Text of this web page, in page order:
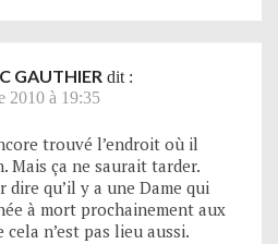
GAUTHIER dit :
2010 à 19:35
trouvé l’endroit où il
ça ne saurait tarder.
dire qu’il y a une Dame qui
à mort prochainement aux
n’est pas lieu aussi.